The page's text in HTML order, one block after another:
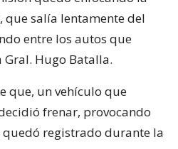
que salía lentamente del
entre los autos que
Hugo Batalla.
que, un vehículo que
frenar, provocando
registrado durante la